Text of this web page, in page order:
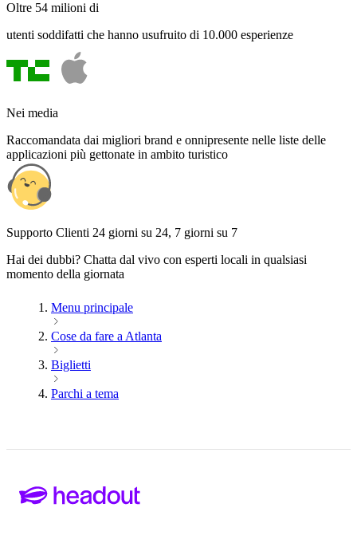
Oltre 54 milioni di
utenti soddifatti che hanno usufruito di 10.000 esperienze
Nei media
Raccomandata dai migliori brand e onnipresente nelle liste delle
applicazioni più gettonate in ambito turistico
Supporto Clienti 24 giorni su 24, 7 giorni su 7
Hai dei dubbi? Chatta dal vivo con esperti locali in qualsiasi
momento della giornata
Menu principale
Cose da fare a Atlanta
Biglietti
Parchi a tema